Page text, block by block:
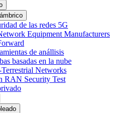
de las redes 5G
Equipment Manufacturers
de anállisis
basadas en la nube
Networks
RAN Security Test